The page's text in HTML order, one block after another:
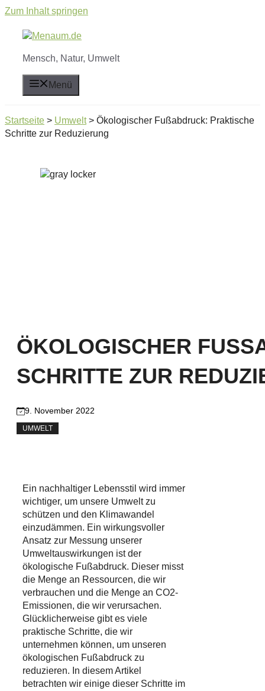
Zum Inhalt springen
Mensch, Natur, Umwelt
Menü
Startseite > Umwelt> Ökologischer Fußabdruck: Praktische
Schritte zur Reduzierung
ÖKOLOGISCHER
CHRITTE ZUR
9. November 2022
UMWELT
Ein nachhaltiger Lebensstil wird immer
wichtiger, um unsere Umwelt zu
schützen und den Klimawandel
einzudämmen. Ein wirkungsvoller
Ansatz zur Messung unserer
Umweltauswirkungen ist der
ökologische Fußabdruck. Dieser misst
die Menge an Ressourcen, die wir
verbrauchen und die Menge an CO2-
Emissionen, die wir verursachen.
Glücklicherweise gibt es viele
praktische Schritte, die wir
unternehmen können, um unseren
ökologischen Fußabdruck zu
reduzieren. In diesem Artikel
betrachten wir einige dieser Schritte im